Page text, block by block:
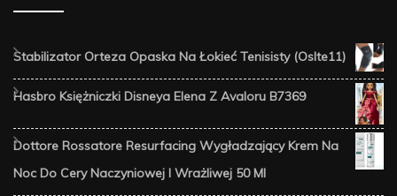
Stabilizator Orteza Opaska Na Łokieć Tenisisty (Oslte11)
Hasbro Księżniczki Disneya Elena Z Avaloru B7369
Dottore Rossatore Resurfacing Wygładzający Krem Na
Noc Do Cery Naczyniowej I Wrażliwej 50 Ml